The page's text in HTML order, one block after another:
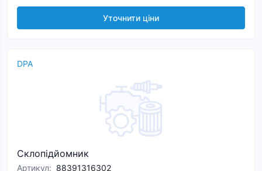
Уточнити ціни
DPA
Склопідйомник
Артикул: 88391316302